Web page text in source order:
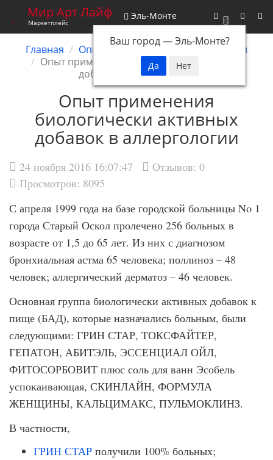
0
Мир Арт Лайф
Маркетплейс
Эль-Монте
Ваш город —Эль-Монте?
Главная Опыт применения БАД
Аллергии
Опыт применения биологически активных
добавок в аллергологии
Опыт применения
биологически активных
добавок в аллергологии
24 ноября 2016 16:07:47 Отзывов: 0
Просмотров: 8095
С апреля 1999 года на базе городской больницы No 1
города Старый Оскол пролечено 256 больных в
возрасте от 1,5 до 65 лет. Из них с диагнозом
бронхиальная астма 65 человека; поллиноз – 48
человек; аллергический дерматоз – 46 человек.
Основная группа биологически активных добавок к
пище (БАД), которые назначались больным, были
следующими: ГРИН СТАР, ТОКСФАЙТЕР,
ГЕПАТОН, АБИТЭЛЬ, ЭССЕНЦИАЛ ОЙЛ,
ФИТОСОРБОВИТ плюс соль для ванн Эсобель
успокаивающая, СКИНЛАЙН, ФОРМУЛА
ЖЕНЩИНЫ, КАЛЬЦИМАКС, ПУЛЬМОКЛИНЗ.
В частности,
ГРИН СТАР получили 100% больных;